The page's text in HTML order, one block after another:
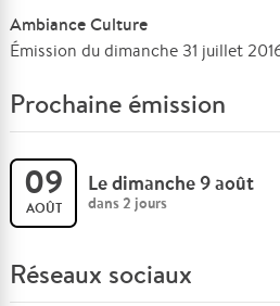
Ambiance Culture
Émission du dimanche 31 juillet
Prochaine émission
09
AOÛT
Le dimanche 9 août
dans 2 jours
Réseaux sociaux